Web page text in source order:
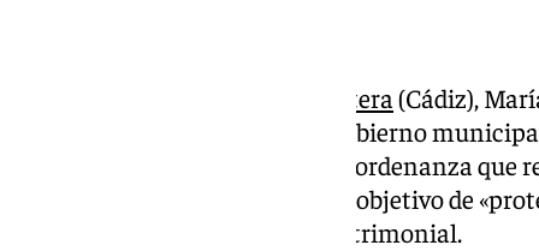
Jerez de la Frontera(Cádiz),
anunciado este jueves que el Gobierno
de las fiestas navideñas en una ordenanza que
zambombas en la ciudad con el objetivo de
tradición jerezana y su valor patrimonial.